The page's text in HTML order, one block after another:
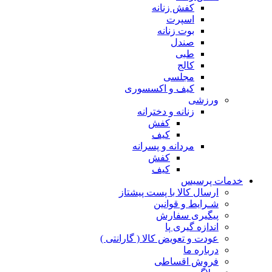
کفش زنانه
اسپرت
بوت زنانه
مجلسی
کیف و اکسسوری
ورزشی
زنانه و دخترانه
مردانه و پسرانه
پرسیس
ارسال کالا با پست پیشتاز
شـرایط و قوانین
پیگیری سفارش
اندازه گیری پا
عودت و تعویض کالا ( گارانتی )
درباره ما
فروش اقساطی